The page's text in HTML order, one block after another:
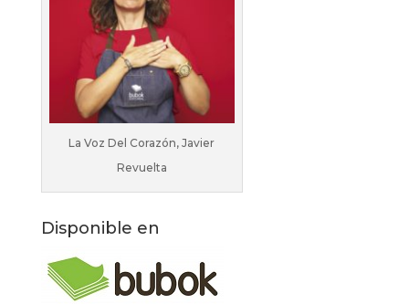
La Voz Del Corazón, Javier
Revuelta
Disponible en